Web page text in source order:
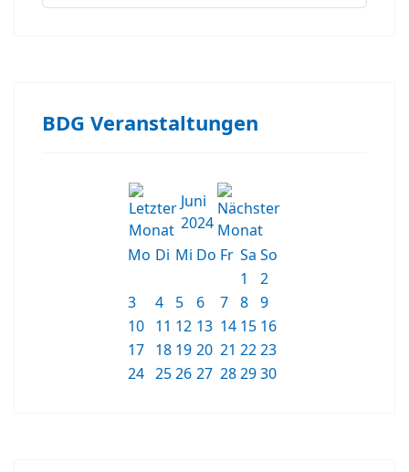
BDG Veranstaltungen
Juni
2024
Mo Di Mi Do Fr Sa So
1
2
3
4 5 6 7 8 9
10 11 12 13 14 15 16
17 18 19 20 21 2223
24 2526 27 282930